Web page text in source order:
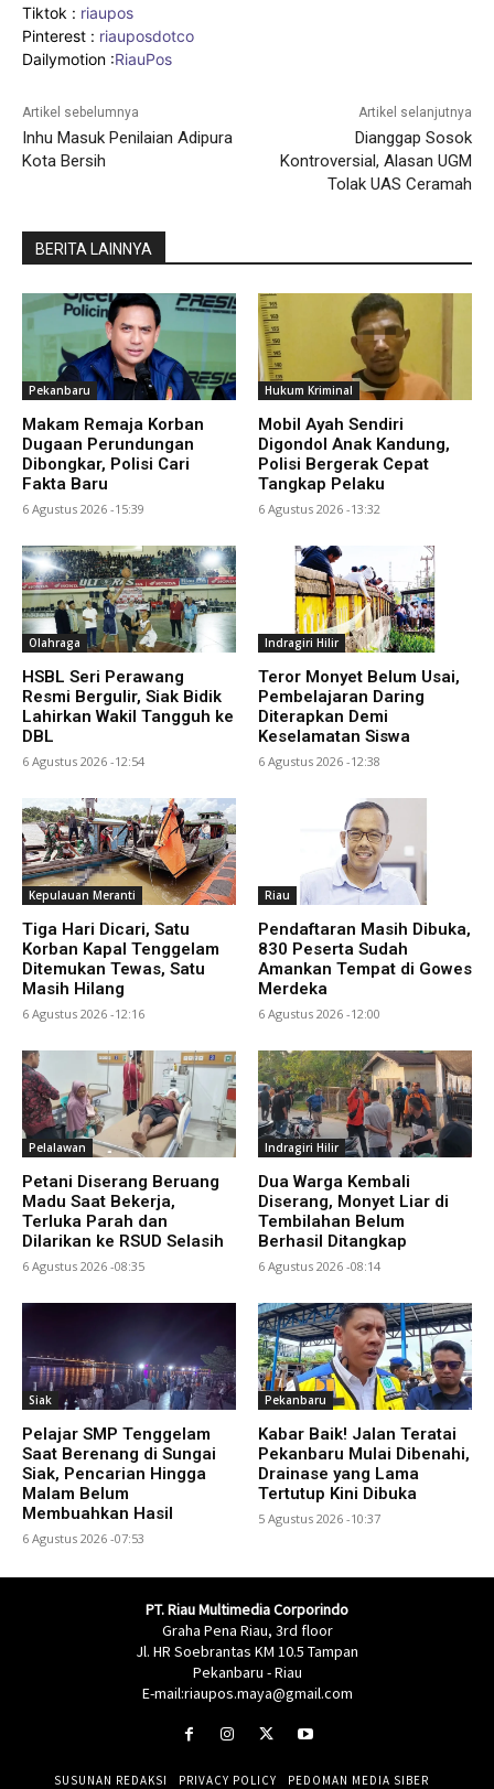
Tiktok : riaupos
Pinterest : riauposdotco
Dailymotion :RiauPos
Artikel sebelumnya
Inhu Masuk Penilaian Adipura
Kota Bersih
Artikel selanjutnya
Dianggap Sosok
Kontroversial, Alasan UGM
Tolak UAS Ceramah
BERITA LAINNYA
Pekanbaru
Makam Remaja Korban
Dugaan Perundungan
Dibongkar, Polisi Cari
Fakta Baru
6 Agustus 2026 -15:39
Hukum Kriminal
Mobil Ayah Sendiri
Digondol Anak Kandung,
Polisi Bergerak Cepat
Tangkap Pelaku
6 Agustus 2026 -13:32
Olahraga
HSBL Seri Perawang
Resmi Bergulir, Siak Bidik
Lahirkan Wakil Tangguh ke
DBL
6 Agustus 2026 -12:54
Indragiri Hilir
Teror Monyet Belum Usai,
Pembelajaran Daring
Diterapkan Demi
Keselamatan Siswa
6 Agustus 2026 -12:38
Kepulauan Meranti
Tiga Hari Dicari, Satu
Korban Kapal Tenggelam
Ditemukan Tewas, Satu
Masih Hilang
6 Agustus 2026 -12:16
Riau
Pendaftaran Masih Dibuka,
830 Peserta Sudah
Amankan Tempat di Gowes
Merdeka
6 Agustus 2026 -12:00
Pelalawan
Petani Diserang Beruang
Madu Saat Bekerja,
Terluka Parah dan
Dilarikan ke RSUD Selasih
6 Agustus 2026 -08:35
Indragiri Hilir
Dua Warga Kembali
Diserang, Monyet Liar di
Tembilahan Belum
Berhasil Ditangkap
6 Agustus 2026 -08:14
Siak
Pelajar SMP Tenggelam
Saat Berenang di Sungai
Siak, Pencarian Hingga
Malam Belum
Membuahkan Hasil
6 Agustus 2026 -07:53
Pekanbaru
Kabar Baik! Jalan Teratai
Pekanbaru Mulai Dibenahi,
Drainase yang Lama
Tertutup Kini Dibuka
5 Agustus 2026 -10:37
PT. Riau Multimedia Corporindo
Graha Pena Riau, 3rd floor
Jl. HR Soebrantas KM 10.5 Tampan
Pekanbaru - Riau
E-mail:riaupos.maya@gmail.com
SUSUNAN REDAKSI PRIVACY POLICY PEDOMAN MEDIA SIBER